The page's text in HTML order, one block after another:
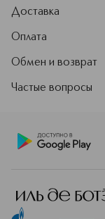
Доставка
Оплата
Обмен и возврат
Частые вопросы